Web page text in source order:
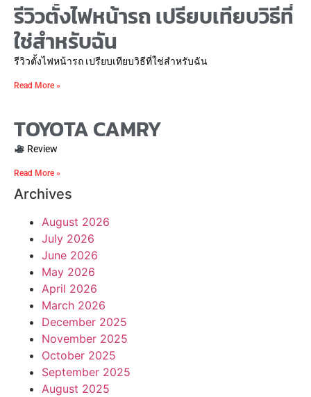
รีวิวตั้งไฟหน้ารถ เปรียบเทียบวิธีที่
ใช่สำหรับฉัน
รีวิวตั้งไฟหน้ารถ เปรียบเทียบวิธีที่ใช่สำหรับฉัน
Read More »
TOYOTA CAMRY
Review
Read More »
Archives
August 2026
July 2026
June 2026
May 2026
April 2026
March 2026
December 2025
November 2025
October 2025
September 2025
August 2025